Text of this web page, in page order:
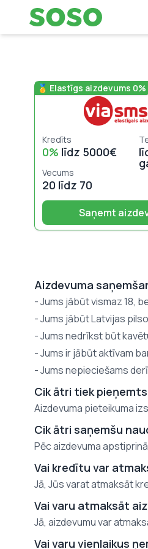
🥇 Elastīgs aizdevums 0%
Kredīts
0% līdz 5000€
Vecums
20 līdz 70
Saņemt
Aizdevuma
- Jums jābūt vismaz 18,
- Jums jābūt Latvijas
- Jums nedrīkst būt
- Jums ir jābūt aktīvam
- Jums nepieciešams
Cik ātri tiek
Aizdevuma pieteikuma
Cik ātri saņemšu
Pēc aizdevuma
Vai kredītu var
Jā, Jūs varat atmaksāt
Vai varu atmaksāt
Jā, aizdevumu var
Vai varu vienlaikus